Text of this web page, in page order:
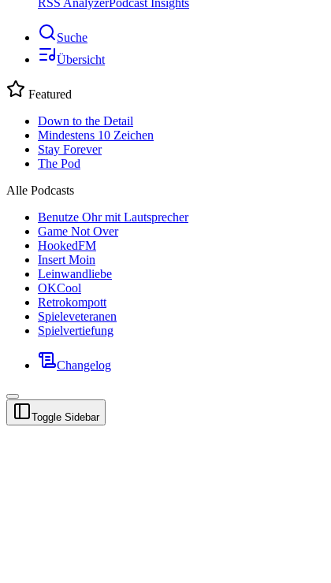
RSS AnalyzerPodcast Insights
Suche
Übersicht
Featured
Down to the Detail
Mindestens 10 Zeichen
Stay Forever
The Pod
Alle Podcasts
Benutze Ohr mit Lautsprecher
Game Not Over
HookedFM
Insert Moin
Leinwandliebe
OKCool
Retrokompott
Spieleveteranen
Spielvertiefung
Changelog
Toggle Sidebar